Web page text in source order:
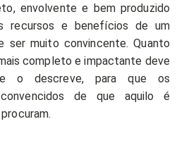
envolvente e bem produzido
recursos e benefícios de um
ser muito convincente. Quanto
completo e impactante deve
o descreve, para que os
convencidos de que aquilo é